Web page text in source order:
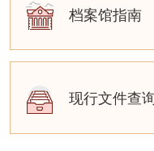
档案馆指南
现行文件查